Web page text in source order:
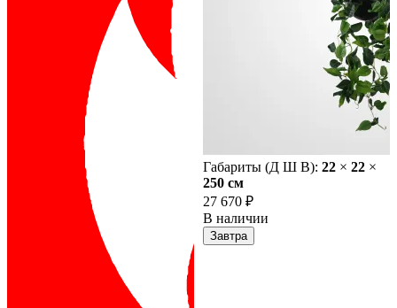
Габариты (Д Ш В): 22 × 22 ×
250 cм
27 670 ₽
В наличии
Завтра